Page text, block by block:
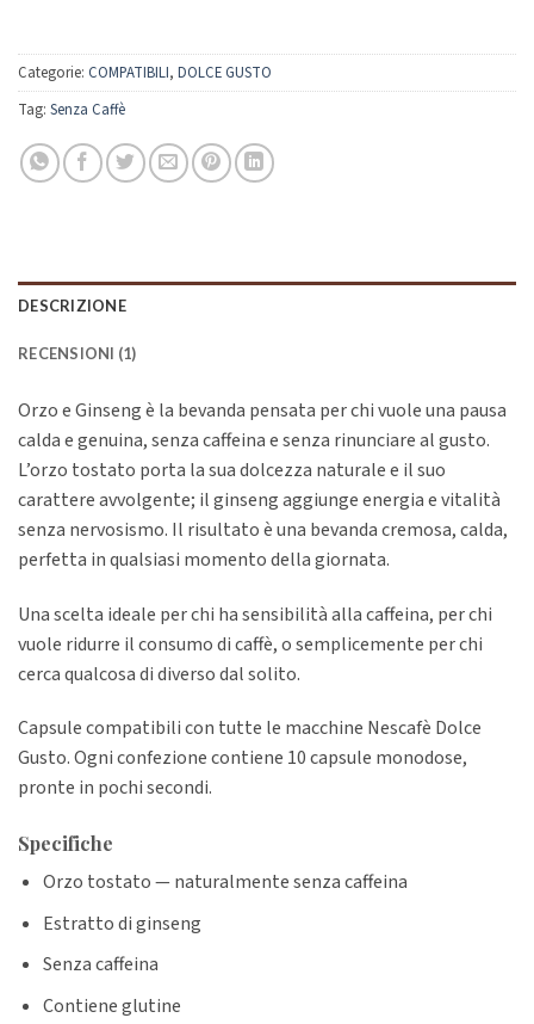
Categorie: COMPATIBILI, DOLCE GUSTO
Tag: Senza Caffè
DESCRIZIONE
RECENSIONI (1)
Orzo e Ginseng è la bevanda pensata per chi vuole una pausa
calda e genuina, senza caffeina e senza rinunciare al gusto.
L’orzo tostato porta la sua dolcezza naturale e il suo
carattere avvolgente; il ginseng aggiunge energia e vitalità
senza nervosismo. Il risultato è una bevanda cremosa, calda,
perfetta in qualsiasi momento della giornata.
Una scelta ideale per chi ha sensibilità alla caffeina, per chi
vuole ridurre il consumo di caffè, o semplicemente per chi
cerca qualcosa di diverso dal solito.
Capsule compatibili con tutte le macchine Nescafè Dolce
Gusto. Ogni confezione contiene 10 capsule monodose,
pronte in pochi secondi.
Specifiche
Orzo tostato — naturalmente senza caffeina
Estratto di ginseng
Senza caffeina
Contiene glutine